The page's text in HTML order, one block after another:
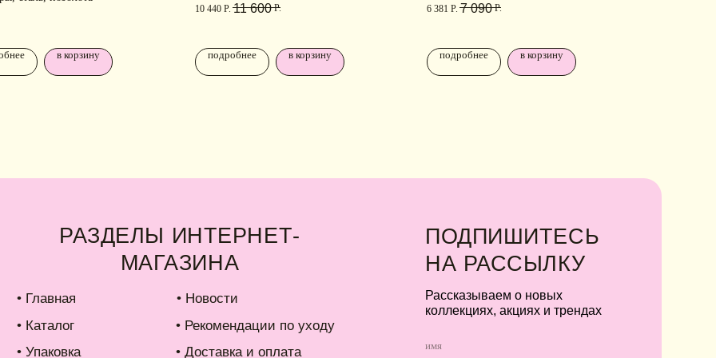
в корзину
10 440 Р. 11 600 Р.
подробнее в корзину
6 381 Р. 7 090 Р.
подробнее в корзину
рассылки
подписаться
• Обмен и возврат
• Доставка и оплата
IDARI
коллекциях, акциях и трендах